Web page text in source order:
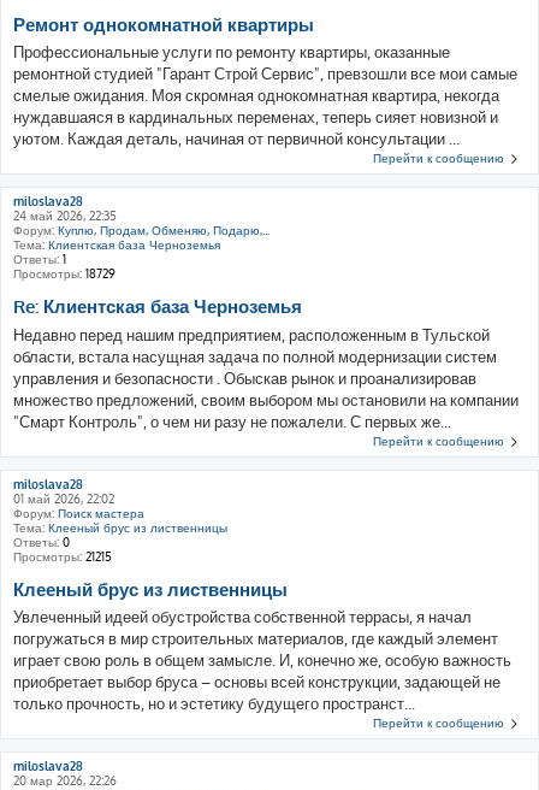
Ремонт однокомнатной квартиры
Профессиональные услуги по ремонту квартиры, оказанные
ремонтной студией "Гарант Строй Сервис", превзошли все мои самые
смелые ожидания. Моя скромная однокомнатная квартира, некогда
нуждавшаяся в кардинальных переменах, теперь сияет новизной и
уютом. Каждая деталь, начиная от первичной консультации ...
Перейти к сообщению
miloslava28
24 май 2026, 22:35
Форум: Куплю, Продам, Обменяю, Подарю,...
Тема: Клиентская база Черноземья
Ответы: 1
Просмотры: 18729
Re: Клиентская база Черноземья
Недавно перед нашим предприятием, расположенным в Тульской
области, встала насущная задача по полной модернизации систем
управления и безопасности . Обыскав рынок и проанализировав
множество предложений, своим выбором мы остановили на компании
"Смарт Контроль", о чем ни разу не пожалели. С первых же...
Перейти к сообщению
miloslava28
01 май 2026, 22:02
Форум: Поиск мастера
Тема: Клееный брус из лиственницы
Ответы: 0
Просмотры: 21215
Клееный брус из лиственницы
Увлеченный идеей обустройства собственной террасы, я начал
погружаться в мир строительных материалов, где каждый элемент
играет свою роль в общем замысле. И, конечно же, особую важность
приобретает выбор бруса – основы всей конструкции, задающей не
только прочность, но и эстетику будущего пространст...
Перейти к сообщению
miloslava28
20 мар 2026, 22:26